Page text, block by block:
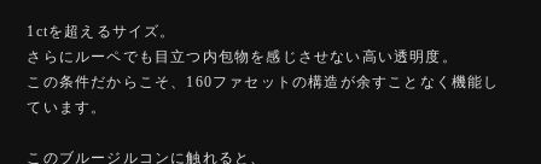
1ctを超えるサイズ。
さらにルーペでも目立つ内包物を感じさせない高い透明度。
この条件だからこそ、160ファセットの構造が余すことなく機能し
ています。
このブルージルコンに触れると、